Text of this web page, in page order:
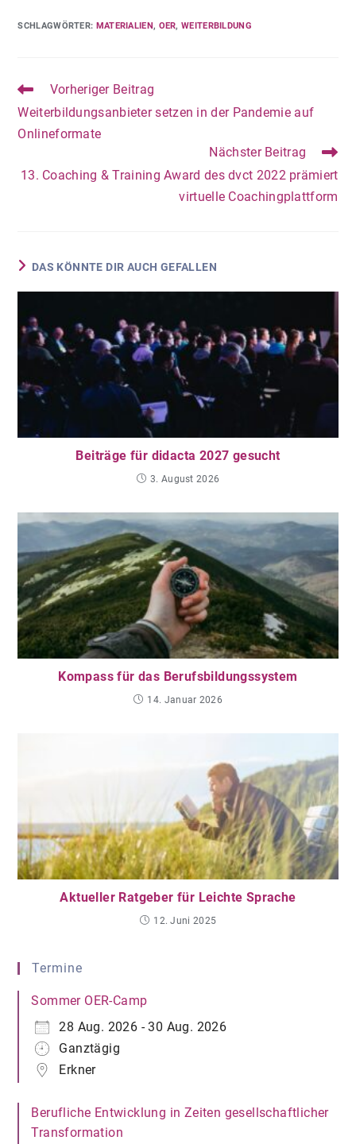
SCHLAGWÖRTER: MATERIALIEN, OER, WEITERBILDUNG
Vorheriger Beitrag
Weiterbildungsanbieter setzen in der Pandemie auf
Onlineformate
Nächster Beitrag
13. Coaching & Training Award des dvct 2022 prämiert
virtuelle Coachingplattform
DAS KÖNNTE DIR AUCH GEFALLEN
Beiträge für didacta 2027 gesucht
3. August 2026
Kompass für das Berufsbildungssystem
14. Januar 2026
Aktueller Ratgeber für Leichte Sprache
12. Juni 2025
Termine
Sommer OER-Camp
28 Aug. 2026 - 30 Aug. 2026
Ganztägig
Erkner
Berufliche Entwicklung in Zeiten gesellschaftlicher
Transformation